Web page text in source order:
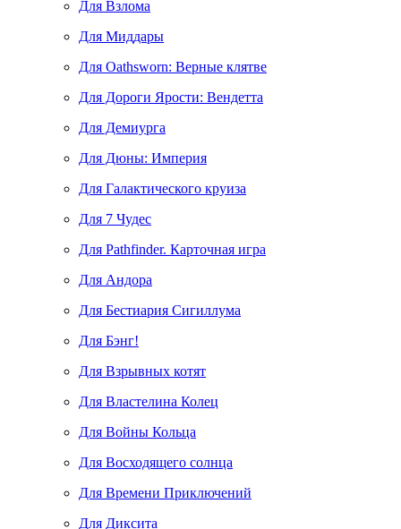
Для Взлома
Для Миддары
Для Oathsworn: Верные клятве
Для Дороги Ярости: Вендетта
Для Демиурга
Для Дюны: Империя
Для Галактического круиза
Для 7 Чудес
Для Pathfinder. Карточная игра
Для Андора
Для Бестиария Сигиллума
Для Бэнг!
Для Взрывных котят
Для Властелина Колец
Для Войны Кольца
Для Восходящего солнца
Для Времени Приключений
Для Диксита